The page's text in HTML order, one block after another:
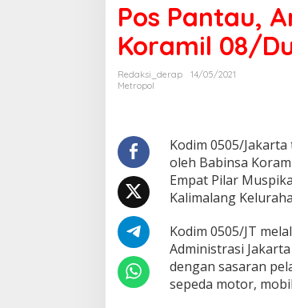
Arus
Balik
Giat
PPKM
Mikro
Bersama
Empat
Pilar
Pos Pantau,
Koramil 08/
Redaksi_derap
14/05/2021
Metropol
Kodim 0505/
oleh Babinsa
Empat Pilar
Kalimalang
Kodim 0505/JT
Administrasi
dengan sasaran
sepeda motor,